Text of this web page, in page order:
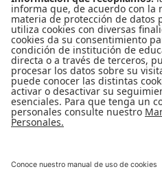
Fax (601) 332 45 08
Redes Sociales